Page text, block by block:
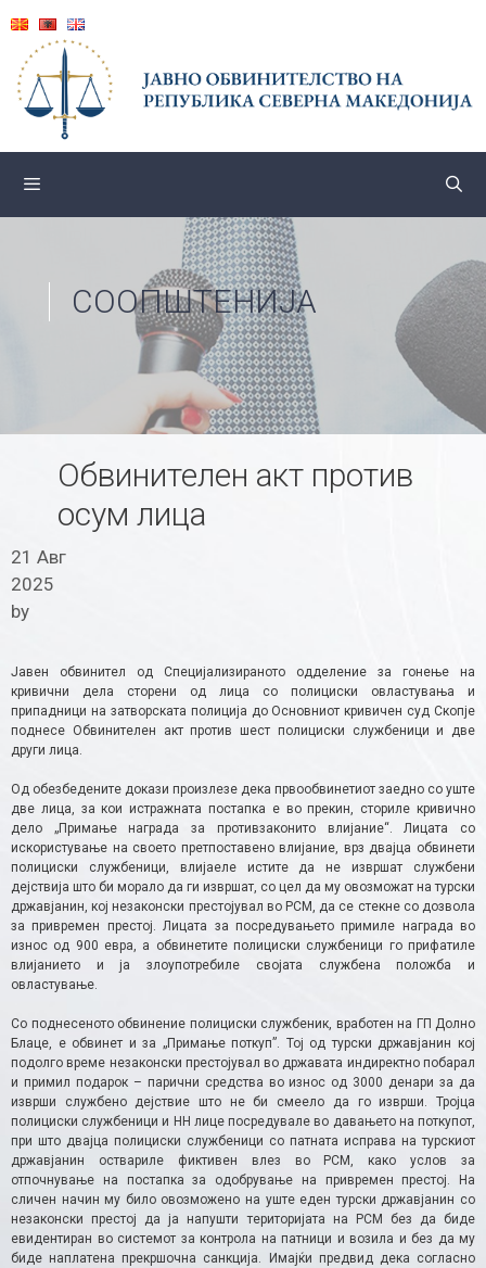
content
СООПШТЕНИЈА
Обвинителен акт против
осум лица
21 Авг
2025
by
Јавен обвинител од Специјализираното одделение за гонење на
кривични дела сторени од лица со полициски овластувања и
припадници на затворската полиција до Основниот кривичен суд Скопје
поднесе Обвинителен акт против шест полициски службеници и две
други лица.
Од обезбедените докази произлезе дека првообвинетиот заедно со уште
две лица, за кои истражната постапка е во прекин, сториле кривично
дело „Примање награда за противзаконито влијание“. Лицата со
искористување на своето претпоставено влијание, врз двајца обвинети
полициски службеници, влијаеле истите да не извршат службени
дејствија што би морало да ги извршат, со цел да му овозможат на турски
државјанин, кој незаконски престојувал во РСМ, да се стекне со дозвола
за привремен престој. Лицата за посредувањето примиле награда во
износ од 900 евра, а обвинетите полициски службеници го прифатиле
влијанието и ја злоупотребиле својата службена положба и
овластување.
Со поднесеното обвинение полициски службеник, вработен на ГП Долно
Блаце, е обвинет и за „Примање поткуп”. Тој од турски државјанин кој
подолго време незаконски престојувал во државата индиректно побарал
и примил подарок – парични средства во износ од 3000 денари за да
изврши службено дејствие што не би смеело да го изврши. Тројца
полициски службеници и НН лице посредувале во давањето на поткупот,
при што двајца полициски службеници со патната исправа на турскиот
државјанин оствариле фиктивен влез во РСМ, како услов за
отпочнување на постапка за одобрување на привремен престој. На
сличен начин му било овозможено на уште еден турски државјанин со
незаконски престој да ја напушти територијата на РСМ без да биде
евидентиран во системот за контрола на патници и возила и без да му
биде наплатена прекршочна санкција. Имајќи предвид дека согласно